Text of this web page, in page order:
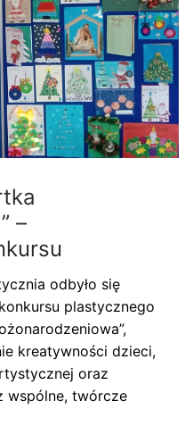
–
odbyło się
plastycznego
kreatywności dzieci,
oraz
wspólne, twórcze